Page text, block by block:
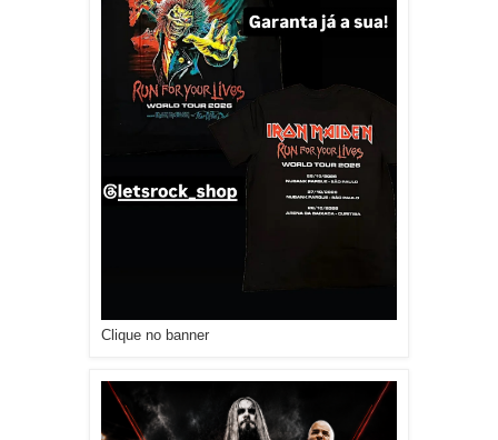
Clique no banner